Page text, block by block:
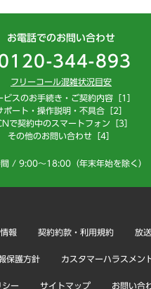
お電話でのお問い合わせ
344-893
フリーコール混雑状況目安
ビスのお手続き・ご契約内容［1］
ポート・操作説明・不具合［2］
で契約中のスマートフォン［3］
その他のお問い合わせ［4］
/ 9:00～18:00（年末年始を除く）
報 契約約款・利用規約 放
保護方針 カスタマーハラスメン
シー サイトマップ お問い合